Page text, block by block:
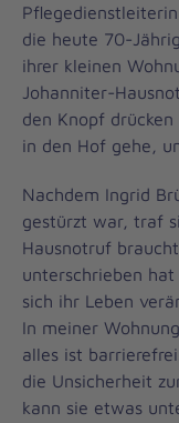
die heute 70-
ihrer kleinen
Johanniter-
den Knopf
in den Hof gehe,
Nachdem Ingrid
gestürzt war, traf
Hausnotruf
unterschrieben
sich ihr Leben
In meiner
alles ist
die Unsicherheit
kann sie etwas